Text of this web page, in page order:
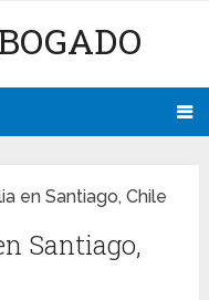
en Santiago, Chile
Santiago,